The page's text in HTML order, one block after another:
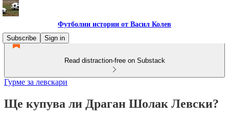
Футболни истории от Васил Колев
Subscribe
Sign in
Read distraction-free on Substack
Гурме за левскари
Ще купува ли Драган Шолак Левски?